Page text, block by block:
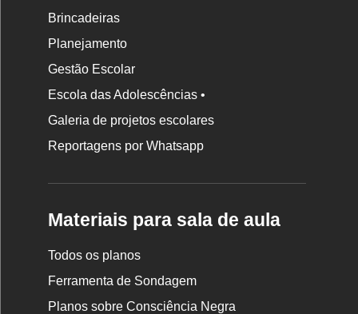
Brincadeiras
Planejamento
Gestão Escolar
Escola das Adolescências •
Galeria de projetos escolares
Reportagens por Whatsapp
Materiais para sala de aula
Todos os planos
Ferramenta de Sondagem
Planos sobre Consciência Negra